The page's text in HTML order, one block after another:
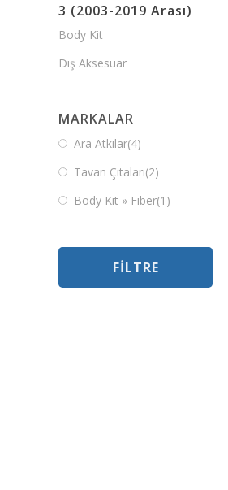
3 (2003-2019 Arası)
Body Kit
Dış Aksesuar
MARKALAR
Ara Atkılar(4)
Tavan Çıtaları(2)
Body Kit » Fiber(1)
FILTRE